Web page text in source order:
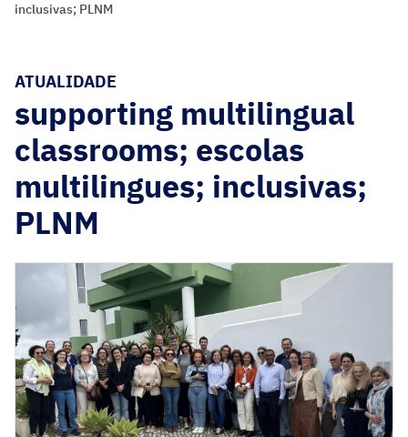
inclusivas; PLNM
ATUALIDADE
supporting multilingual
classrooms; escolas
multilingues; inclusivas;
PLNM